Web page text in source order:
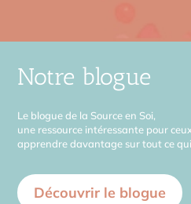
Notre blogue
Le blogue de la Source en Soi,
une ressource intéressante pour
apprendre davantage sur tout ce
Découvrir le blogue